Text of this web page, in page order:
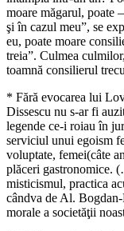
moare măgarul, poate
şi în cazul meu”, se
eu, poate moare
treia”. Culmea
toamnă consilierul
* Fără evocarea lui
Dissescu nu s-ar fi
legende ce-i roiau în
serviciul unui egoism
voluptate, femei(câte
plăceri gastronomice.
misticismul, practica
cândva de Al.
morale a societăţii